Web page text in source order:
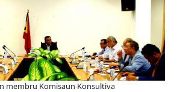
membru Komisaun Konsultiva